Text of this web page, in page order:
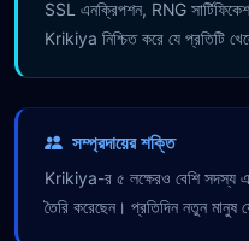
SSL এনক্রিপশন, RNG
Krikiya নিশ্চিত করে যে প্রতিটি
সম্প্রদায়ের শক্তি
Krikiya-র ৫ লক্ষেরও বেশি সদস্য
তৈরি করেছেন। প্রতিদিন নতুন মানুষ